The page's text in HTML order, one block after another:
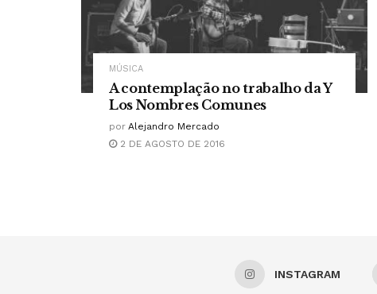
MÚSICA
A contemplação no trabalho da Y
Los Nombres Comunes
por Alejandro Mercado
2 DE AGOSTO DE 2016
INSTAGRAM